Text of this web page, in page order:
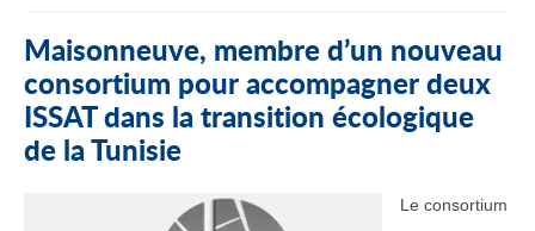
Maisonneuve, membre d’un nouveau
consortium pour accompagner deux
ISSAT dans la transition écologique
de la Tunisie
Le consortium